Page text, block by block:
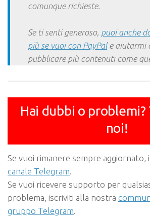
comunque richieste.
Se ti senti generoso, puoi anche
più se vuoi con PayPale aiutarmi
pubblicare più contenuti come
Hai dubbi o
noi!
Se vuoi rimanere sempre aggiornato,
canale Telegram.
Se vuoi ricevere supporto per
problema, iscriviti alla nostra
gruppo Telegram.